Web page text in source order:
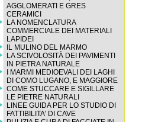
AGGLOMERATI E GRES
CERAMICI
LA NOMENCLATURA
COMMERCIALE DEI MATERIALI
LAPIDEI
IL MULINO DEL MARMO
LA SCIVOLOSITÀ DEI PAVIMENTI
IN PIETRA NATURALE
I MARMI MEDIOEVALI DEI LAGHI
DI COMO LUGANO, E MAGGIORE
COME STUCCARE E SIGILLARE
LE PIETRE NATURALI
LINEE GUIDA PER LO STUDIO DI
FATTIBILITA' DI CAVE